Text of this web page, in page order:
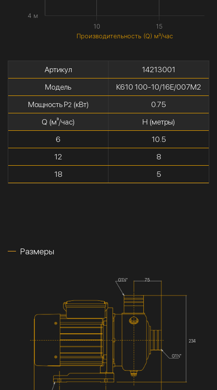
Производительность (Q) м³/час
10 15
4 м
Артикул
14213001
Модель
К610 100-10/16Е/007М2
Мощность P2 (кВт)
0.75
Q (м³/час)
H (метры)
6
10.5
12
8
18
5
Размеры
G1½''
G1½''
75
234